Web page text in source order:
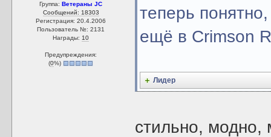
Группа:Ветераны JC
Сообщений: 18303
Регистрация: 20.4.2006
Пользователь №: 2131
Награды: 10
Предупреждения:
(0%)
теперь
ещё в Crimson
Лидер
стильно, модно,